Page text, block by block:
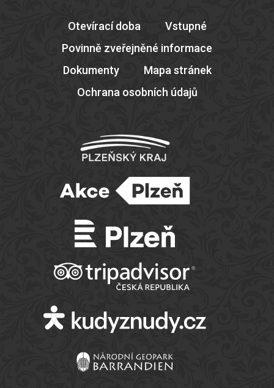
Otevírací doba
Vstupné
Povinně zveřejněné informace
Dokumenty
Mapa stránek
Ochrana osobních údajů